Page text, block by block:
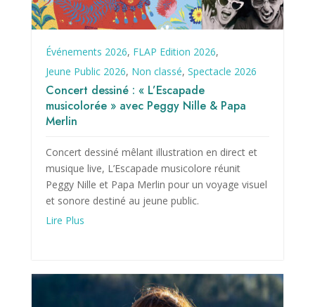
Événements 2026, FLAP Edition 2026,
Jeune Public 2026, Non classé, Spectacle 2026
Concert dessiné : « L’Escapade
musicolorée » avec Peggy Nille & Papa
Merlin
Concert dessiné mêlant illustration en direct et
musique live, L’Escapade musicolore réunit
Peggy Nille et Papa Merlin pour un voyage visuel
et sonore destiné au jeune public.
Lire Plus